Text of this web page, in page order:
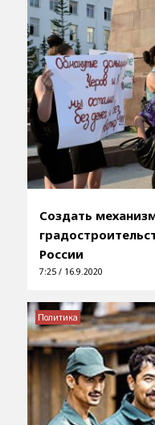
Создать
России
7:25 / 16.9.2020
Политика